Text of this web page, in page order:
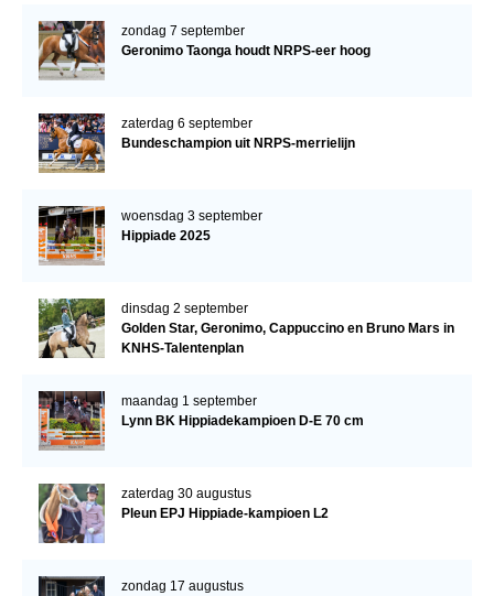
zondag 7 september
Geronimo Taonga houdt NRPS-eer hoog
zaterdag 6 september
Bundeschampion uit NRPS-merrielijn
woensdag 3 september
Hippiade 2025
dinsdag 2 september
Golden Star, Geronimo, Cappuccino en Bruno Mars in
KNHS-Talentenplan
maandag 1 september
Lynn BK Hippiadekampioen D-E 70 cm
zaterdag 30 augustus
Pleun EPJ Hippiade-kampioen L2
zondag 17 augustus